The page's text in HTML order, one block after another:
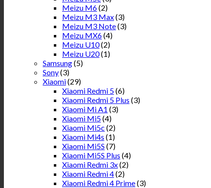
Meizu M6(2)
Meizu M3 Max(3)
Meizu M3 Note(3)
Meizu MX6(4)
Meizu U10(2)
Meizu U20(1)
Samsung(5)
Sony(3)
Xiaomi(29)
Xiaomi Redmi 5(6)
Xiaomi Redmi 5 Plus (3)
Xiaomi Mi A1 (3)
Xiaomi Mi5(4)
Xiaomi Mi5c (2)
Xiaomi Mi4s (1)
Xiaomi Mi5S (7)
Xiaomi Mi5S Plus (4)
Xiaomi Redmi 3x(2)
Xiaomi Redmi 4(2)
Xiaomi Redmi 4 Prime(3)